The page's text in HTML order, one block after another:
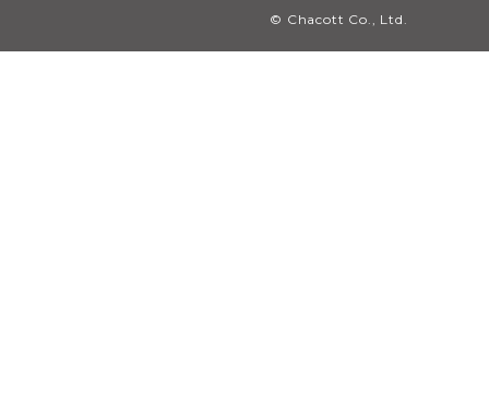
© Chacott Co., Ltd.